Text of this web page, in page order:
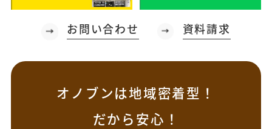
お問い合わせ 資料請求
オノブンは地域密着型！
だから安心！